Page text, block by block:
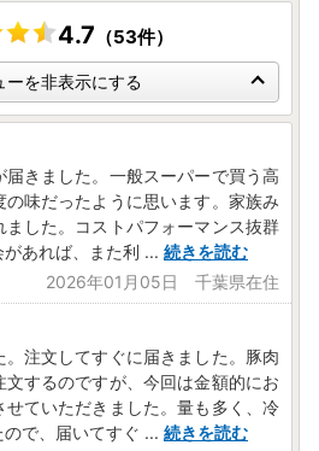
4.7 （53件）
ーを非表示にする
きました。一般スーパーで買う高
味だったように思います。家族み
した。コストパフォーマンス抜群
あれば、また利 ... 続きを読む
2026年01月05日 千葉県在住
注文してすぐに届きました。豚肉
するのですが、今回は金額的にお
ていただきました。量も多く、冷
で、届いてすぐ ... 続きを読む